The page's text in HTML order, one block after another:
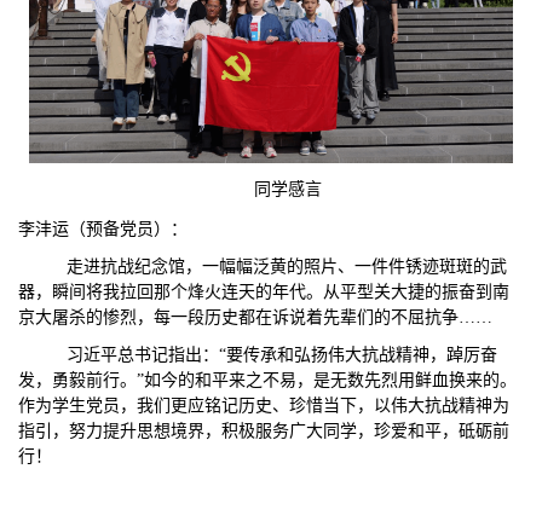
同学感言
李沣运（预备党员）：
走进抗战纪念馆，一幅幅泛黄的照片、一件件锈迹斑斑的武
器，瞬间将我拉回那个烽火连天的年代。从平型关大捷的振奋到南
京大屠杀的惨烈，每一段历史都在诉说着先辈们的不屈抗争……
习近平总书记指出：“要传承和弘扬伟大抗战精神，踔厉奋
发，勇毅前行。”如今的和平来之不易，是无数先烈用鲜血换来的。
作为学生党员，我们更应铭记历史、珍惜当下，以伟大抗战精神为
指引，努力提升思想境界，积极服务广大同学，珍爱和平，砥砺前
行！